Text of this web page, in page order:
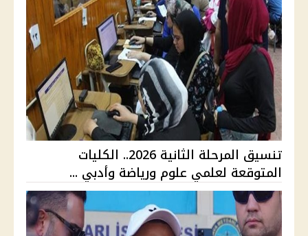
تنسيق المرحلة الثانية 2026.. الكليات
المتوقعة لعلمي علوم ورياضة وأدبي ...